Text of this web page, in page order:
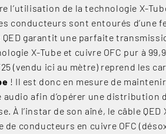
l’utilisation de la technologie X-
conducteurs sont entourés d’une
garantit une parfaite
X-Tube et cuivre OFC pur à
(vendu ici au mètre) reprend les
! Il est donc en mesure de
audio afin d’opérer une
À l’instar de son aîné, le câble
conducteurs en cuivre OFC